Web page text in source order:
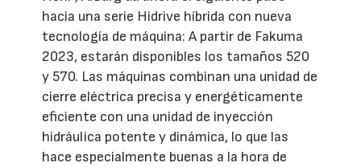
hacia una serie Hidrive híbrida con nueva
tecnología de máquina: A partir de Fakuma
2023, estarán disponibles los tamaños 520
y 570. Las máquinas combinan una unidad de
cierre eléctrica precisa y energéticamente
eficiente con una unidad de inyección
hidráulica potente y dinámica, lo que las
hace especialmente buenas a la hora de